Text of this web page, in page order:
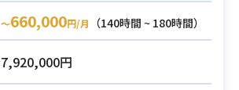
社への対応など考慮の検討
・RFP案の作成
・M365全般の技術理解
〜660,000円/月
（140時間 ~ 180時間）
7,920,000円